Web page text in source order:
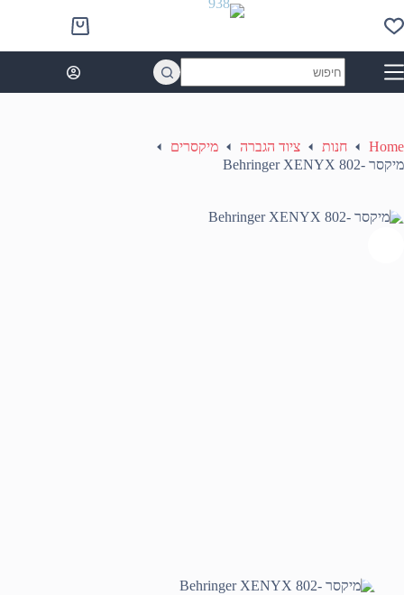
to
content
Shopping
cart
results
Home חנות ציוד הגברה
מיקסרים
מיקסר -Behringer XENYX 802